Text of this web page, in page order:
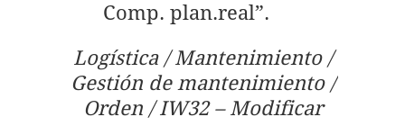
Comp. plan.real”.
Logística / Mantenimiento /
Gestión de mantenimiento /
Orden / IW32 – Modificar